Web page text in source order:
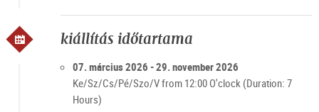
kiállítás időtartama
07. március 2026 - 29. november 2026
Ke/Sz/Cs/Pé/Szo/V from 12:00 O'clock (Duration: 7
Hours)